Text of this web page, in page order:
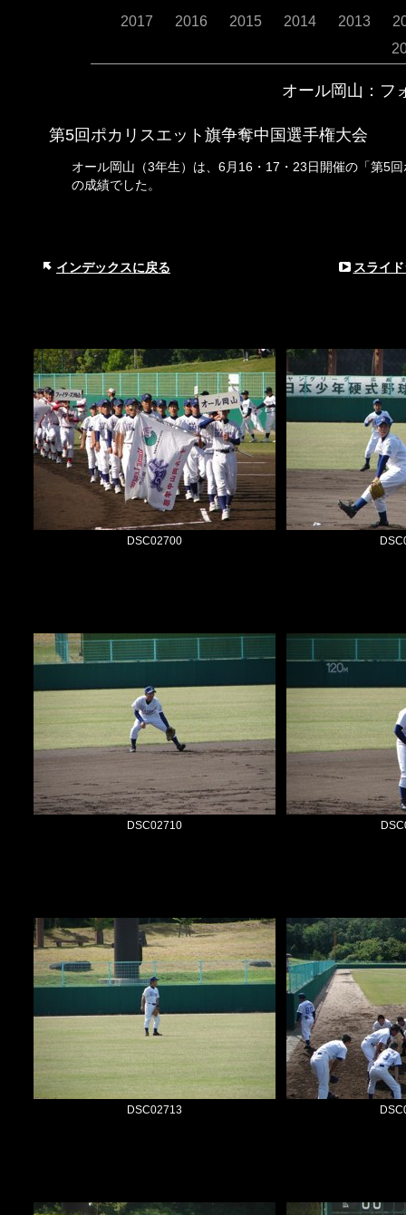
2017 2016 2015 2014 2013
オール岡山：フ
オール岡山（3年生）は、6月16・17・23日開催の「第5
の成績でした。
DSC02700
DSC02710
DSC02713
インデックスに戻る スライ
第5回ポカリスエット旗争奪中国選手権大会